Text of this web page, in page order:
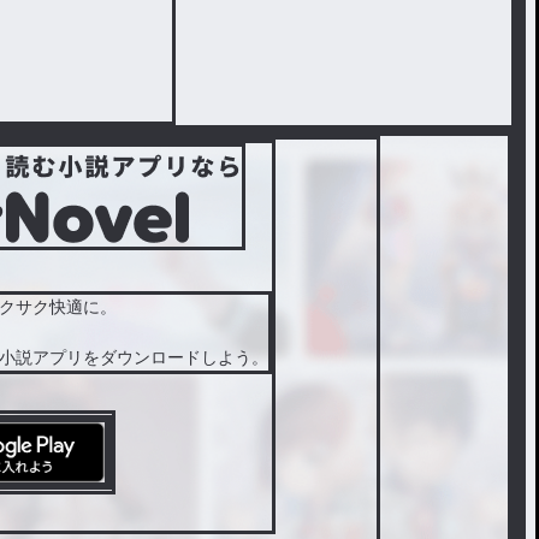
サク快適に。
説アプリをダウンロードしよう。